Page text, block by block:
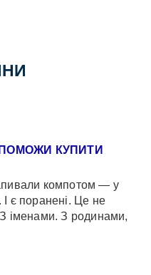
КУПИТИ
компотом — у
є поранені. Це не
іменами. З родинами,